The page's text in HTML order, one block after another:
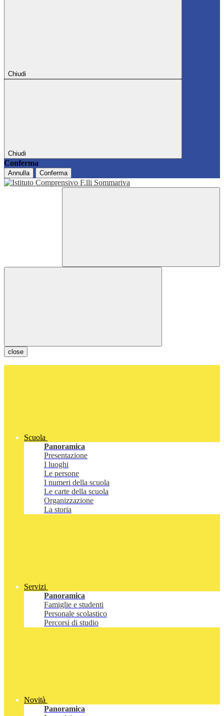
Chiudi
Chiudi
Conferma
Annulla Conferma
close
Scuola
Panoramica
Presentazione
I luoghi
Le persone
I numeri della scuola
Le carte della scuola
Organizzazione
La storia
Servizi
Panoramica
Famiglie e studenti
Personale scolastico
Percorsi di studio
Novità
Panoramica